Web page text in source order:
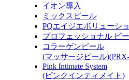
イオン導入
ミックスピール
PQエイジエボリューシ
プロフェッショナル ピ
コラーゲンピール
(マッサージピール
Pink Intimate System
(ピンクインティメイト)